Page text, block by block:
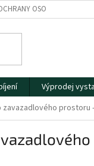
OSOBNÍCH ÚDAJŮ
Výprodej
prostoru